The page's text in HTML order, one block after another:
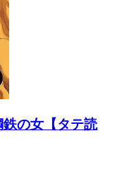
の女【タテ読